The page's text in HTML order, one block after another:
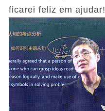
ficarei feliz em ajudar!